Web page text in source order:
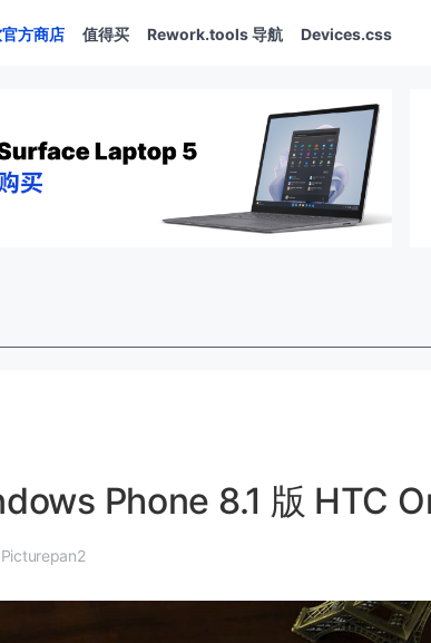
方商店 值得买 Rework.tools 导航 Devices.css
Phone 8.1 版 HTC
Picturepan2